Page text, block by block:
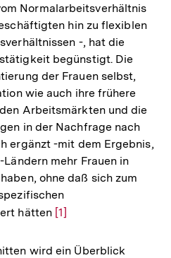
Normalarbeitsverhältnis
hin zu flexiblen
-, hat die
begünstigt. Die
der Frauen selbst,
wie auch ihre frühere
Arbeitsmärkten und die
in der Nachfrage nach
ergänzt -mit dem Ergebnis,
mehr Frauen in
ohne daß sich zum
hätten Zur
der
[1]
wird ein Überblick